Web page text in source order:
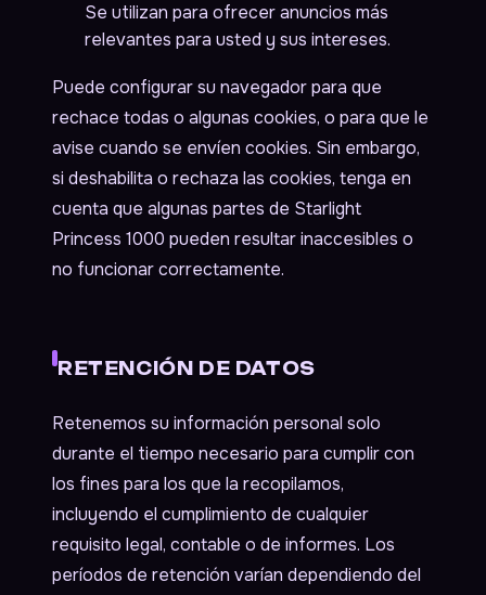
Se utilizan para ofrecer anuncios más
relevantes para usted y sus intereses.
Puede configurar su navegador para que
rechace todas o algunas cookies, o para que le
avise cuando se envíen cookies. Sin embargo,
si deshabilita o rechaza las cookies, tenga en
cuenta que algunas partes de Starlight
Princess 1000 pueden resultar inaccesibles o
no funcionar correctamente.
RETENCIÓN DE DATOS
Retenemos su información personal solo
durante el tiempo necesario para cumplir con
los fines para los que la recopilamos,
incluyendo el cumplimiento de cualquier
requisito legal, contable o de informes. Los
períodos de retención varían dependiendo del